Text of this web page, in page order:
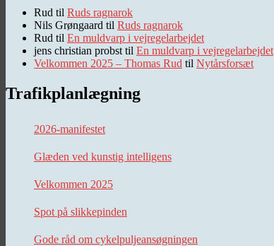
Rud til Ruds ragnarok
Nils Grøngaard til Ruds ragnarok
Rud til En muldvarp i vejregelarbejdet
jens christian probst til En muldvarp i vejregelarbejdet
Velkommen 2025 – Thomas Rud til Nytårsforsæt
Trafikplanlægning
2026-manifestet
Glæden ved kunstig intelligens
Velkommen 2025
Spot på slikkepinden
Gode råd om cykelpuljeansøgningen